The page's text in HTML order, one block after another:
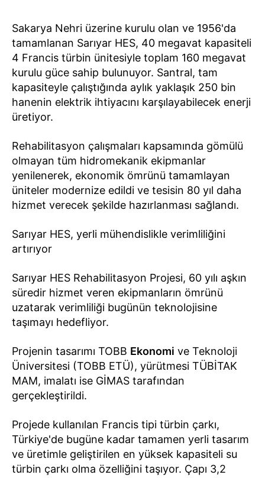
Sakarya Nehri üzerine kurulu olan ve 1956'da
tamamlanan Sarıyar HES, 40 megavat kapasiteli
4 Francis türbin ünitesiyle toplam 160 megavat
kurulu güce sahip bulunuyor. Santral, tam
kapasiteyle çalıştığında aylık yaklaşık 250 bin
hanenin elektrik ihtiyacını karşılayabilecek enerji
üretiyor.
Rehabilitasyon çalışmaları kapsamında gömülü
olmayan tüm hidromekanik ekipmanlar
yenilenerek, ekonomik ömrünü tamamlayan
üniteler modernize edildi ve tesisin 80 yıl daha
hizmet verecek şekilde hazırlanması sağlandı.
Sarıyar HES, yerli mühendislikle verimliliğini
artırıyor
Sarıyar HES Rehabilitasyon Projesi, 60 yılı aşkın
süredir hizmet veren ekipmanların ömrünü
uzatarak verimliliği bugünün teknolojisine
taşımayı hedefliyor.
Projenin tasarımı TOBB Ekonomi ve Teknoloji
Üniversitesi (TOBB ETÜ), yürütmesi TÜBİTAK
MAM, imalatı ise GİMAS tarafından
gerçekleştirildi.
Projede kullanılan Francis tipi türbin çarkı,
Türkiye'de bugüne kadar tamamen yerli tasarım
ve üretimle geliştirilen en yüksek kapasiteli su
türbin çarkı olma özelliğini taşıyor. Çapı 3,2